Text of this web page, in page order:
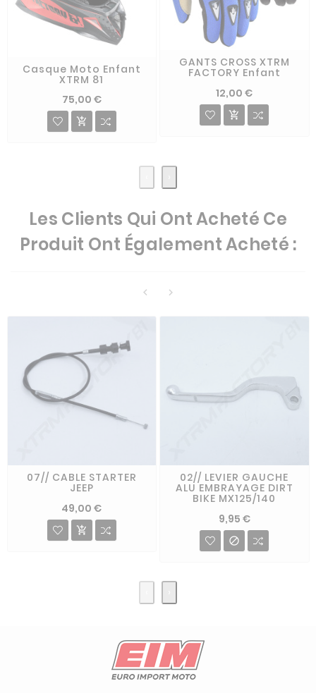
Casque Moto Enfant
XTRM 81
75,00 €

GANTS CROSS XTRM
FACTORY Enfant
12,00 €

Les Clients Qui Ont Acheté Ce
Produit Ont Également Acheté :
 
07// CABLE STARTER
JEEP
49,00 €

02// LEVIER GAUCHE
ALU EMBRAYAGE DIRT
BIKE MX125/140
9,95 €
